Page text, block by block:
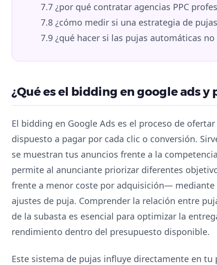
7.7 ¿por qué contratar agencias PPC
7.8 ¿cómo medir si una estrategia de
7.9 ¿qué hacer si las pujas automáticas
¿Qué es el bidding en google ads y
El bidding en Google Ads es el proceso de
dispuesto a pagar por cada clic o conversión.
se muestran tus anuncios frente a la
permite al anunciante priorizar diferentes
frente a menor coste por adquisición— mediante
ajustes de puja. Comprender la relación entre
de la subasta es esencial para optimizar la
rendimiento dentro del presupuesto disponible.
Este sistema de pujas influye directamente en